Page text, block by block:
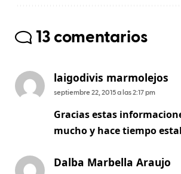
13 comentarios
laigodivis marmolejos
septiembre 22, 2015 a las 2:17 pm
Gracias estas
mucho y hace tiempo
Dalba Marbella Araujo